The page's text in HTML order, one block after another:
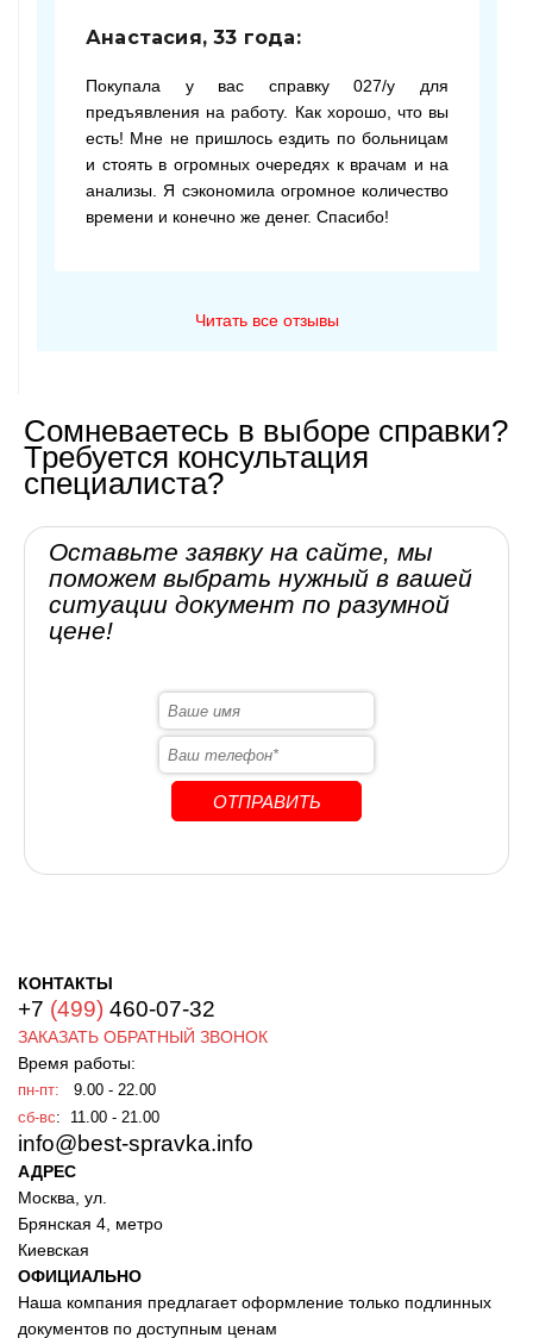
Анастасия, 33 года:
Покупала у вас справку 027/у для
предъявления на работу. Как хорошо, что вы
есть! Мне не пришлось ездить по больницам
и стоять в огромных очередях к врачам и на
анализы. Я сэкономила огромное количество
времени и конечно же денег. Спасибо!
Читать все отзывы
Сомневаетесь в выборе справки?
Требуется консультация
специалиста?
Оставьте заявку на сайте, мы
поможем выбрать нужный в вашей
ситуации документ по разумной
цене!
КОНТАКТЫ
+7 (499) 460-07-32
ЗАКАЗАТЬ ОБРАТНЫЙ ЗВОНОК
Время работы:
пн-пт: 9.00 - 22.00
сб-вс: 11.00 - 21.00
info@best-spravka.info
АДРЕС
Москва, ул.
Брянская 4, метро
Киевская
ОФИЦИАЛЬНО
Наша компания предлагает оформление только подлинных
документов по доступным ценам